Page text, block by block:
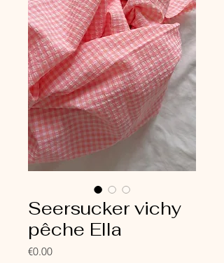
Seersucker vichy
pêche Ella
€0.00Price